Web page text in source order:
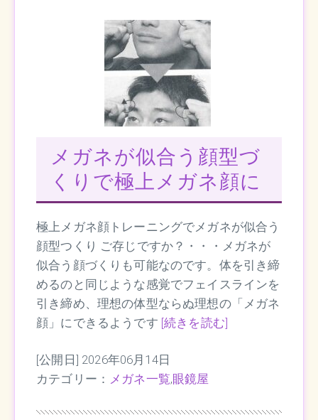
メガネが似合う顔型づ
くりで極上メガネ顔に
極上メガネ顔トレーニングでメガネが似合う
顔型つくり ご存じですか？・・・メガネが
似合う顔づくりも可能なのです。体を引き締
めるのと同じような感覚でフェイスラインを
引き締め、理想の体型ならぬ理想の「メガネ
顔」にできるようです [続きを読む]
[公開日] 2026年06月14日
カテゴリー： メガネ一覧,眼鏡屋